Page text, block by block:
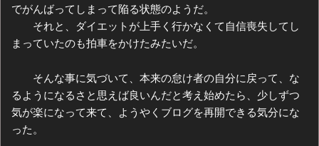
でがんばってしまって陥る状態のようだ。
それと、ダイエットが上手く行かなくて自信喪失してし
まっていたのも拍車をかけたみたいだ。
そんな事に気づいて、本来の怠け者の自分に戻って、な
るようになるさと思えば良いんだと考え始めたら、少しずつ
気が楽になって来て、ようやくブログを再開できる気分にな
った。